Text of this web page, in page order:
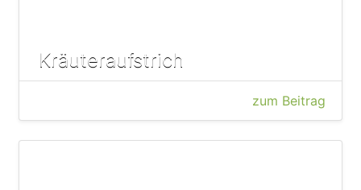
Kräuteraufstrich
zum Beitrag